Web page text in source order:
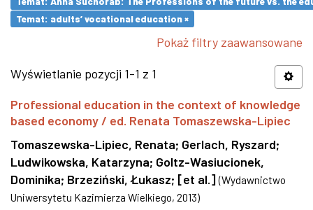
Temat: adults’ vocational education ×
Pokaż filtry zaawansowane
Wyświetlanie pozycji 1-1 z 1
Professional education in the context of knowledge
based economy / ed. Renata Tomaszewska-Lipiec
Tomaszewska-Lipiec, Renata; Gerlach, Ryszard;
Ludwikowska, Katarzyna; Goltz-Wasiucionek,
Dominika; Brzeziński, Łukasz; [et al.] (Wydawnictwo
Uniwersytetu Kazimierza Wielkiego, 2013)